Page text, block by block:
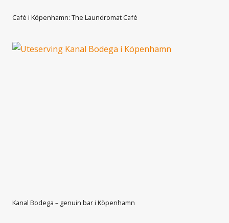
Café i Köpenhamn: The Laundromat Café
Kanal Bodega – genuin bar i Köpenhamn